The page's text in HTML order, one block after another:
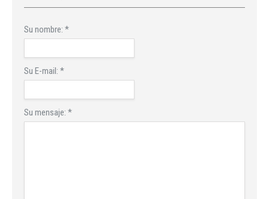
Su nombre: *
Su E-mail: *
Su mensaje: *